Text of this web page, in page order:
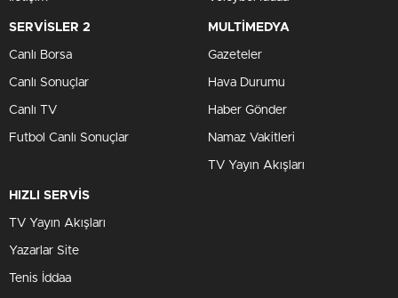
SERVİSLER 2
Canlı Borsa
Canlı Sonuçlar
Canlı TV
Futbol Canlı Sonuçlar
MULTİMEDYA
Gazeteler
Hava Durumu
Haber Gönder
Namaz Vakitleri
TV Yayın Akışları
HIZLI SERVİS
TV Yayın Akışları
Yazarlar Site
Tenis İddaa